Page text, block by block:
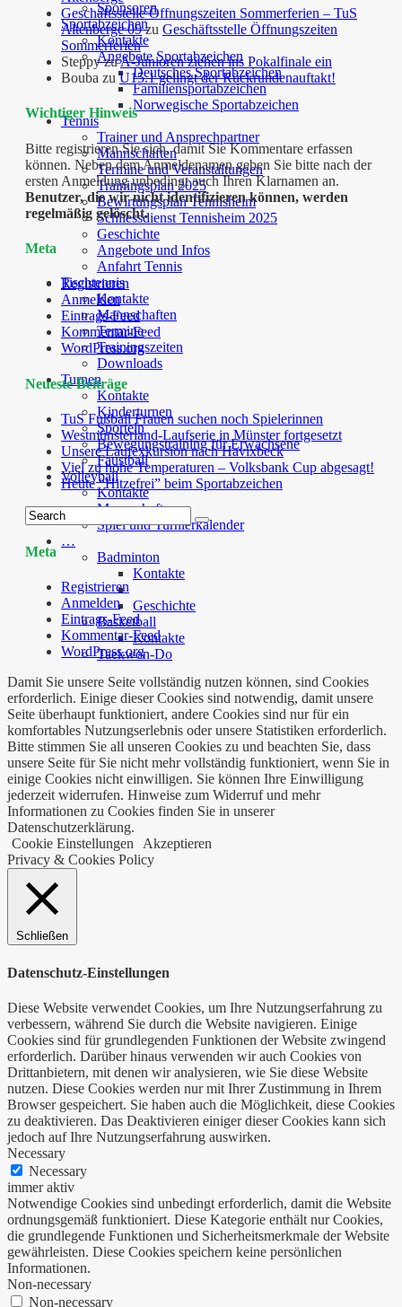
Sponsoren
Sportabzeichen
Kontakte
Angebote Sportabzeichen
Deutsches Sportabzeichen
Familiensportabzeichen
Norwegische Sportabzeichen
Tennis
Trainer und Ansprechpartner
Mannschaften
Termine und Veranstaltungen
Trainingsplan 2025
Bewirtungsplan Tennisheim
Schliessdienst Tennisheim 2025
Geschichte
Angebote und Infos
Anfahrt Tennis
Tischtennis
Kontakte
Mannschaften
Termine
Trainingszeiten
Downloads
Turnen
Kontakte
Kinderturnen
Sporteln
Bewegungstraining für Erwachsene
Faustball
Volleyball
Kontakte
Mannschaft
Spiel und Turnierkalender
…
Badminton
Kontakte
Geschichte
Basketball
Kontakte
Taekwon-Do
Geschäftsstelle Öffnungszeiten Sommerferien – TuS
Altenberge 09zu Geschäftsstelle Öffnungszeiten
Sommerferien
SteppyzuA-Junioren ziehen ins Pokalfinale ein
Bouba zuU15.1 gelingt der Rückrundenauftakt!
Wichtiger Hinweis
Bitte registrieren Sie sich, damit Sie Kommentare erfassen
können. Neben dem Anmeldenamen geben Sie bitte nach der
ersten Anmeldung unbedingt auch Ihren Klarnamen an.
Benutzer, die wir nicht identifizieren können, werden
regelmäßig gelöscht.
Meta
Registrieren
Anmelden
Eintrags-Feed
Kommentar-Feed
WordPress.org
Neueste Beiträge
TuS Fußball Frauen suchen noch Spielerinnen
Westmünsterland-Laufserie in Münster fortgesetzt
Unsere Laufexkursion nach Havixbeck
Viel zu hohe Temperaturen – Volksbank Cup abgesagt!
Heute “Hitzefrei” beim Sportabzeichen
Meta
Registrieren
Anmelden
Eintrags-Feed
Kommentar-Feed
WordPress.org
Damit Sie unsere Seite vollständig nutzen können, sind Cookies
erforderlich. Einige dieser Cookies sind notwendig, damit unsere
Seite überhaupt funktioniert, andere Cookies sind nur für ein
komfortables Nutzungserlebnis oder unsere Statistiken erforderlich.
Bitte stimmen Sie all unseren Cookies zu und beachten Sie, dass
unsere Seite für Sie nicht mehr vollständig funktioniert, wenn Sie in
einige Cookies nicht einwilligen. Sie können Ihre Einwilligung
jederzeit widerrufen. Hinweise zum Widerruf und mehr
Informationen zu Cookies finden Sie in unserer
Datenschutzerklärung.
Cookie Einstellungen
Akzeptieren
Privacy & Cookies Policy
Schließen
Datenschutz-Einstellungen
Diese Website verwendet Cookies, um Ihre Nutzungserfahrung zu
verbessern, während Sie durch die Website navigieren. Einige
Cookies sind für grundlegenden Funktionen der Website zwingend
erforderlich. Darüber hinaus verwenden wir auch Cookies von
Drittanbietern, mit denen wir analysieren, wie Sie diese Website
nutzen. Diese Cookies werden nur mit Ihrer Zustimmung in Ihrem
Browser gespeichert. Sie haben auch die Möglichkeit, diese Cookies
zu deaktivieren. Das Deaktivieren einiger dieser Cookies kann sich
jedoch auf Ihre Nutzungserfahrung auswirken.
Necessary
Necessary
immer aktiv
Notwendige Cookies sind unbedingt erforderlich, damit die Website
ordnungsgemäß funktioniert. Diese Kategorie enthält nur Cookies,
die grundlegende Funktionen und Sicherheitsmerkmale der Website
gewährleisten. Diese Cookies speichern keine persönlichen
Informationen.
Non-necessary
Non-necessary